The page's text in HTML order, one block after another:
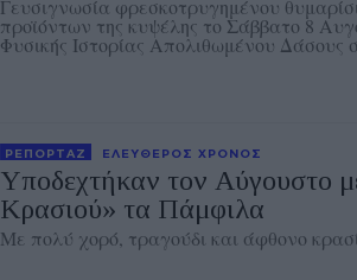
Γευσιγνωσία φρεσκοτρυγημένου
προϊόντων της κυψέλης το Σάββατο 8
Φυσικής Ιστορίας Απολιθωμένου Δάσους
ΡΕΠΟΡΤΑΖ ΕΛΕΥΘΕΡΟΣ ΧΡΟΝΟΣ
Υποδεχτήκαν τον Αύγουστο
Κρασιού» τα Πάμφιλα
Με πολύ χορό, τραγούδι και άφθονο